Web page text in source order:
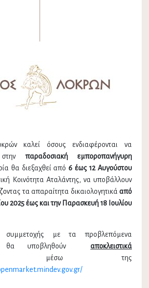
καλεί όσους ενδιαφέρονται να
στηνπαραδοσιακή εμποροπανήγυρη
θα διεξαχθεί από 6 έως 12 Αυγούστου
Κοινότητα Αταλάντης, να υποβάλλουν
τα απαραίτητα δικαιολογητικά από
2025 έως και την Παρασκευή 18 Ιουλίου
συμμετοχής με τα προβλεπόμενα
θα υποβληθούν αποκλειστικά
της